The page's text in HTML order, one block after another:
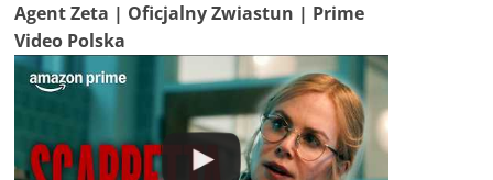
Agent Zeta | Oficjalny Zwiastun | Prime
Video Polska